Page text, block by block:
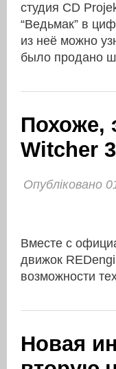
студия CD
“Ведьмак” в
из неё можно
было продано
Похоже,
Witcher 3
Опубліковано
Вместе с
движок
возможности
Новая